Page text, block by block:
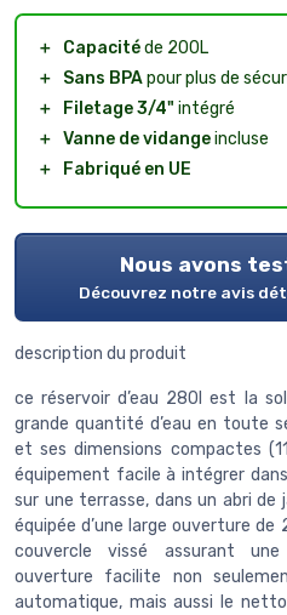
＋ Capacitéde 200L
＋
Sans BPApour plus de
＋
Filetage 3/4" intégré
＋ Vanne de vidangeincluse
＋
Fabriqué en UE
Nous avons
Découvrez notre avis
description du produit
ce réservoir d’eau 280l est la
grande quantité d’eau en toute
et ses dimensions compactes
équipement facile à intégrer
sur une terrasse, dans un abri
équipée d’une large ouverture
couvercle vissé assurant
ouverture facilite non
automatique, mais aussi le